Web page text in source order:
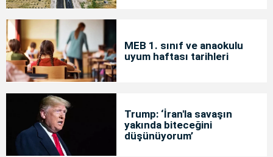
MEB 1. sınıf ve anaokulu
uyum haftası tarihleri
Trump: ‘İran'la savaşın
yakında biteceğini
düşünüyorum’